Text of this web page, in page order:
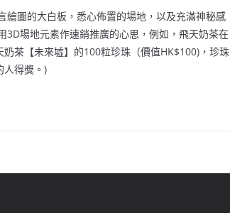
繪圖的大白板，悉心佈置的場地，以及充滿神秘感
3D場地元素作速銷推廣的心思，例如，飛天奶茶在
茶【未來墟】的100粒珍珠（價值HK$100)，珍珠
人得獎。)